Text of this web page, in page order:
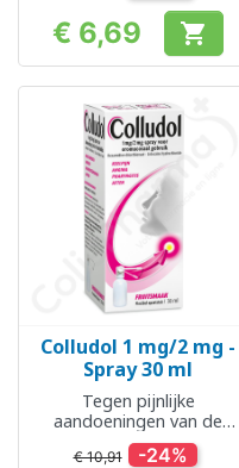
Prijs
€ 6,69 
Colludol 1 mg/2 mg -
Spray 30 ml
Tegen pijnlijke
aandoeningen van de
mondkeelholte
€ 10,91 -24%